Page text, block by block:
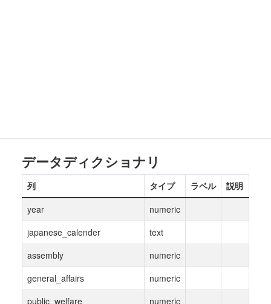
データディクショナリ
列 タイプ ラベル
説明
year
numeric
japanese_calender
text
assembly
numeric
general_affairs
numeric
public_welfare
numeric